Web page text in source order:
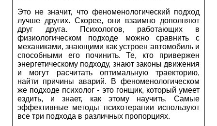
Это не значит, что феноменологический подход
лучше других. Скорее, они взаимно дополняют
друг друга. Психологов, работающих в
физиологическом подходе можно сравнить с
механиками, знающими как устроен автомобиль и
способными его починить. Те, кто привержен
энергетическому подходу, знают законы движения
и могут расчитать оптимальную траекторию,
найти причины аварий. В феноменологическом
же подходе психолог - это гонщик, который умеет
ездить, и знает, как этому научить. Самые
эффективные методы психотерапии используют
все три подхода в различных пропорциях.